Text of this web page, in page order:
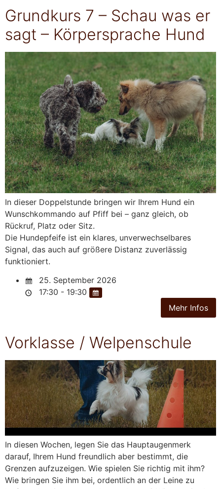
Grundkurs 7 – Schau was er
sagt – Körpersprache Hund
In dieser Doppelstunde bringen wir Ihrem Hund ein
Wunschkommando auf Pfiff bei – ganz gleich, ob
Rückruf, Platz oder Sitz.
Die Hundepfeife ist ein klares, unverwechselbares
Signal, das auch auf größere Distanz zuverlässig
funktioniert.
25. September 2026
17:30 - 19:30
Vorklasse / Welpenschule
In diesen Wochen, legen Sie das Hauptaugenmerk
darauf, Ihrem Hund freundlich aber bestimmt, die
Grenzen aufzuzeigen. Wie spielen Sie richtig mit ihm?
Wie bringen Sie ihm bei, ordentlich an der Leine zu